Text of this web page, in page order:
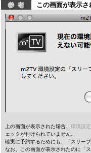
この画面が表示さ
上の画面が表示された場合、 環境設
ェックが付けられていません。
確実に予約するためにも、「スリー
なお、この画面が表示されたのに「